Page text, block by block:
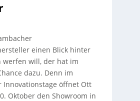
einen Blick hinter
werfen will, der hat im
dazu. Denn im
Innovationstage öffnet Ott
Oktober den Showroom in